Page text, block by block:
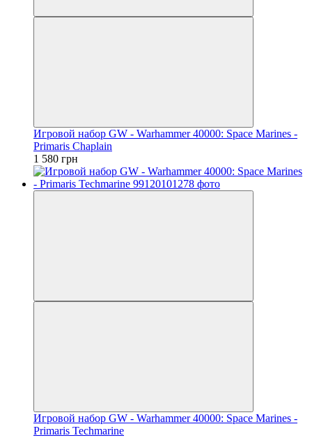
Игровой набор GW - Warhammer 40000: Space Marines -
Primaris Chaplain
1 580 грн
Игровой набор GW - Warhammer 40000: Space Marines -
Primaris Techmarine